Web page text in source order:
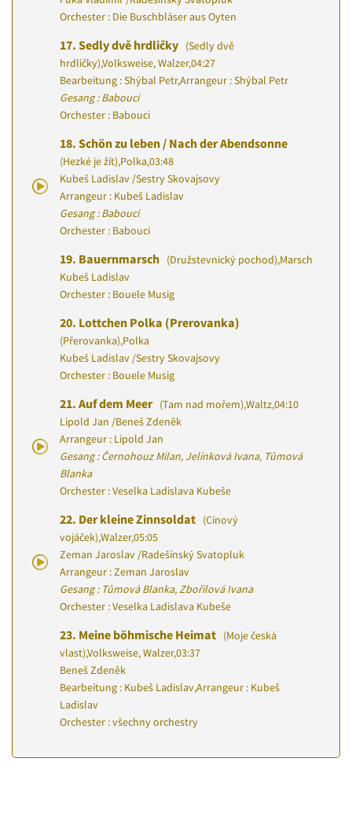
Orchester : Die Buschbläser aus Oyten
17. Sedly dvě hrdličky (Sedly dvě
hrdličky),Volksweise, Walzer,04:27
Bearbeitung : Shýbal Petr,Arrangeur : Shýbal Petr
Gesang : Babouci
Orchester : Babouci
18. Schön zu leben / Nach der Abendsonne
(Hezké je žít),Polka,03:48
Kubeš Ladislav /Sestry Skovajsovy
Arrangeur : Kubeš Ladislav
Gesang : Babouci
Orchester : Babouci
19. Bauernmarsch (Družstevnický pochod),Marsch
Kubeš Ladislav
Orchester : Bouele Musig
20. Lottchen Polka (Prerovanka)
(Přerovanka),Polka
Kubeš Ladislav /Sestry Skovajsovy
Orchester : Bouele Musig
21. Auf dem Meer (Tam nad mořem),Waltz,04:10
Lipold Jan /Beneš Zdeněk
Arrangeur : Lipold Jan
Gesang : Černohouz Milan, Jelínková Ivana, Tůmová
Blanka
Orchester : Veselka Ladislava Kubeše
22. Der kleine Zinnsoldat (Cínový
vojáček),Walzer,05:05
Zeman Jaroslav /Radešínský Svatopluk
Arrangeur : Zeman Jaroslav
Gesang : Tůmová Blanka, Zbořilová Ivana
Orchester : Veselka Ladislava Kubeše
23. Meine böhmische Heimat (Moje česká
vlast),Volksweise, Walzer,03:37
Beneš Zdeněk
Bearbeitung : Kubeš Ladislav,Arrangeur : Kubeš
Ladislav
Orchester : všechny orchestry